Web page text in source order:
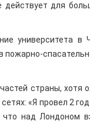
действует для
университета в
пожарно-
страны, хотя
«Я провел 2
над Лондоном